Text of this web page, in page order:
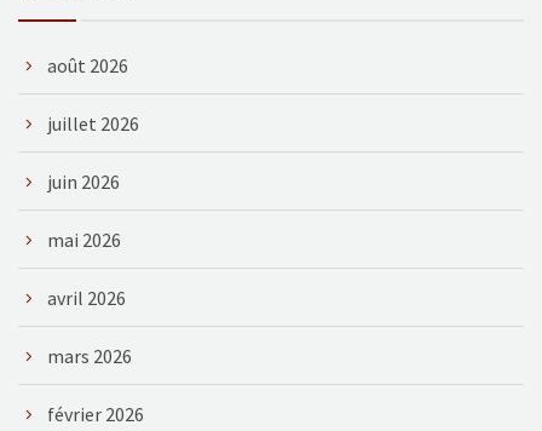
août 2026
juillet 2026
juin 2026
mai 2026
avril 2026
mars 2026
février 2026